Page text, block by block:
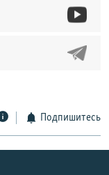
Подпишитесь